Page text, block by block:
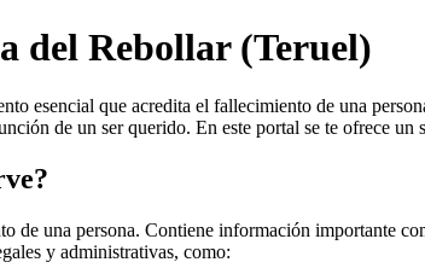
del Rebollar(Teruel)
esencial que acredita el fallecimiento de una
de un ser querido. En este portal se te ofrece
de una persona. Contiene información importante
y administrativas, como: